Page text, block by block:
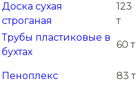
Доска сухая
строганая
123
т
Трубы пластиковые в
бухтах
60 т
Пеноплекс 83 т